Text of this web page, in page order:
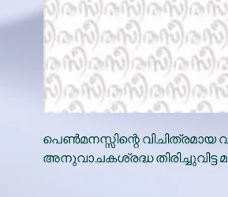
പെണ്‍മനസ്സിന്റെ വിചിത്രമായ
അനുവാചകശ്രദ്ധ